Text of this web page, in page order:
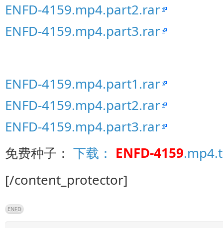
ENFD-4159.mp4.part2.rar
ENFD-4159.mp4.part3.rar
ENFD-4159.mp4.part1.rar
ENFD-4159.mp4.part2.rar
ENFD-4159.mp4.part3.rar
免费种子： 下载： ENFD-4159
[/content_protector]
ENFD